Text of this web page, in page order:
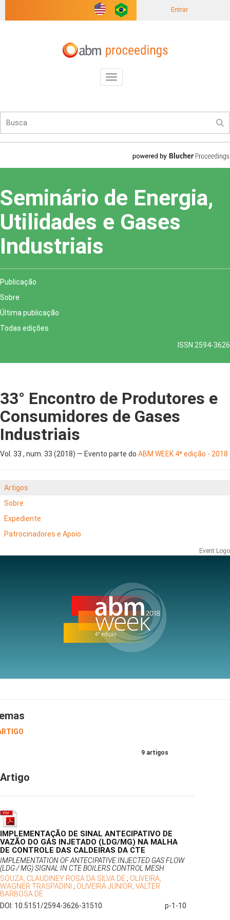
Entrar
Toggle
navigation
Seminário de Energia,
Utilidades e Gases
Industriais
Publicação
Sobre
Última publicação
Todas edições
ISSN 2594-3626
33° Encontro de Produtores e
Consumidores de Gases
Industriais
Vol. 33 , num. 33 (2018) — Evento parte do ABM WEEK 4ª edição - 2018
Artigos
Sobre
Expediente
Patrocinadores e Apoio
Event Logo
9 artigos
Artigo
IMPLEMENTAÇÃO DE SINAL ANTECIPATIVO DE
VAZÃO DO GÁS INJETADO (LDG/MG) NA MALHA
DE CONTROLE DAS CALDEIRAS DA CTE
IMPLEMENTATION OF ANTECIPATIVE INJECTED GAS FLOW
(LDG / MG) SIGNAL IN CTE BOILERS CONTROL MESH
SOUZA, CLAUDINEY ROSA DA SILVA DE ; OLIVEIRA,
WAGNER TRASPADINI ; OLIVEIRA JUNIOR, VALTER
BARBOSA DE
DOI: 10.5151/2594-3626-31510
p-1-10